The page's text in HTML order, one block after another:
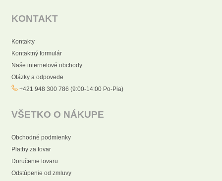
KONTAKT
Kontakty
Kontaktný formulár
Naše internetové obchody
Otázky a odpovede
+421 948 300 786 (9:00-14:00 Po-Pia)
VŠETKO O NÁKUPE
Obchodné podmienky
Platby za tovar
Doručenie tovaru
Odstúpenie od zmluvy